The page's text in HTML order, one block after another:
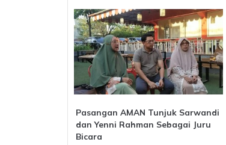
Pasangan AMAN Tunjuk Sarwandi
dan Yenni Rahman Sebagai Juru
Bicara